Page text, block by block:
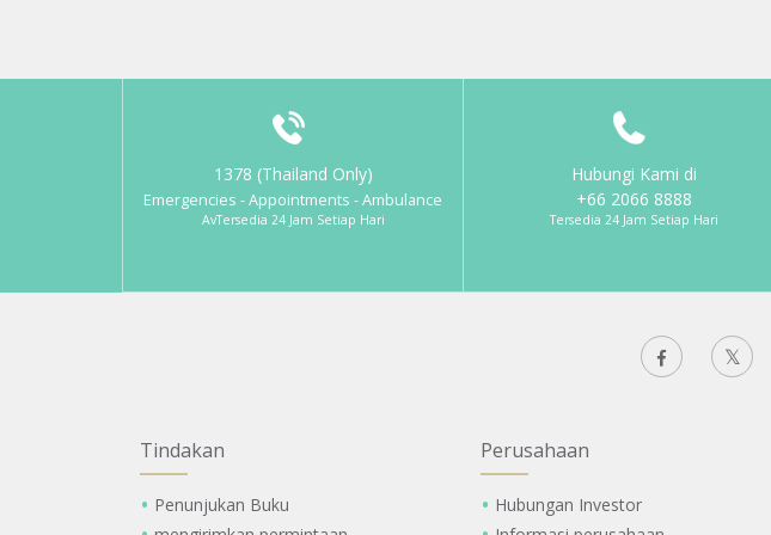
1378 (Thailand Only)
Emergencies - Appointments - Ambulance
AvTersedia 24 Jam Setiap Hari
Hubungi Kami di
+66 2066 8888
Tersedia 24 Jam Setiap Hari
Tindakan
Penunjukan Buku
Perusahaan
Hubungan Investor